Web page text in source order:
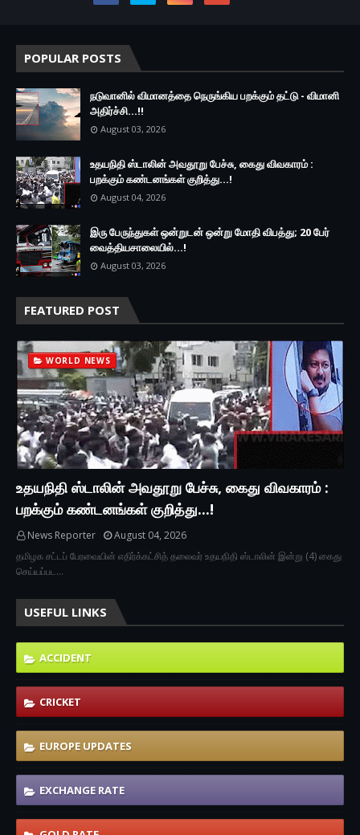
POPULAR POSTS
நடுவானில் விமானத்தை நெருங்கிய பறக்கும் தட்டு - விமானி
அதிர்ச்சி...!!
August 03, 2026
உதயநிதி ஸ்டாலின் அவதூறு பேச்சு, கைது விவகாரம் :
பறக்கும் கண்டனங்கள் குறித்து...!
August 04, 2026
இரு ப‍ேருந்துகள் ஒன்றுடன் ஒன்று மோதி விபத்து; 20 பேர்
வைத்தியசாலையில்...!
August 03, 2026
FEATURED POST
WORLD NEWS
உதயநிதி ஸ்டாலின் அவதூறு பேச்சு, கைது விவகாரம் :
பறக்கும் கண்டனங்கள் குறித்து...!
News Reporter
August 04, 2026
தமிழக சட்டப் பேரவையின் எதிர்க்கட்சித் தலைவர் உதயநிதி ஸ்டாலின் இன்று (4) கைது
செய்யப்பட…
USEFUL LINKS
ACCIDENT
CRICKET
EUROPE UPDATES
EXCHANGE RATE